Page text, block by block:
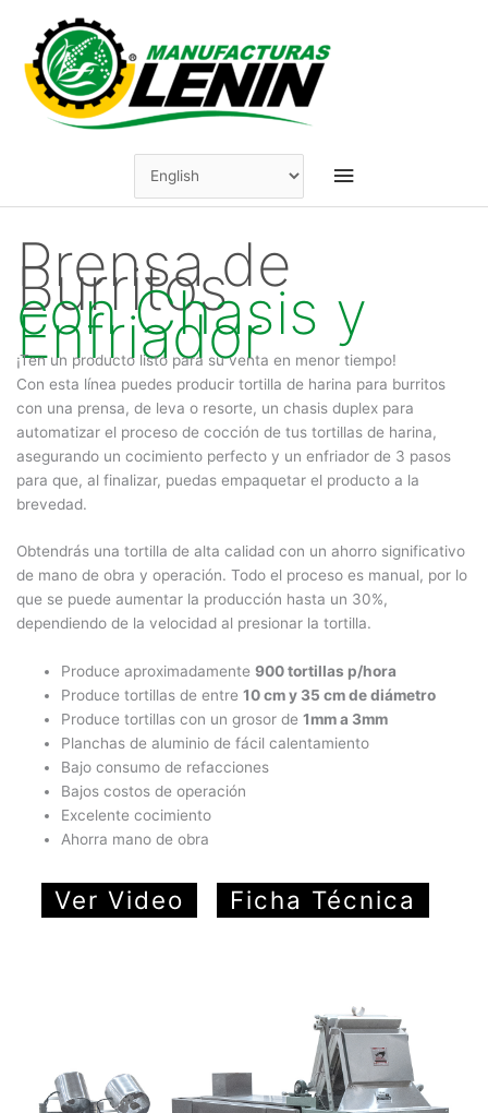
content
Main
Prensa de
Burritos
con Chasis y
Enfriador
¡Ten un producto listo para su venta en menor tiempo!
Con esta línea puedes producir tortilla de harina para burritos
con una prensa, de leva o resorte, un chasis duplex para
automatizar el proceso de cocción de tus tortillas de harina,
asegurando un cocimiento perfecto y un enfriador de 3 pasos
para que, al finalizar, puedas empaquetar el producto a la
brevedad.
Obtendrás una tortilla de alta calidad con un ahorro significativo
de mano de obra y operación. Todo el proceso es manual, por lo
que se puede aumentar la producción hasta un 30%,
dependiendo de la velocidad al presionar la tortilla.
Produce aproximadamente900 tortillas p/hora
Produce tortillas de entre10 cm y 35 cm de diámetro
Produce tortillas con un grosor de1mm a 3mm
Planchas de aluminio de fácil calentamiento
Bajo consumo de refacciones
Bajos costos de operación
Excelente cocimiento
Ahorra mano de obra
Ver Video Ficha Técnica